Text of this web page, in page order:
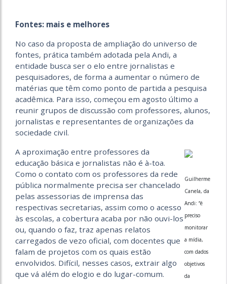
Fontes: mais e melhores
No caso da proposta de ampliação do universo de
fontes, prática também adotada pela Andi, a
entidade busca ser o elo entre jornalistas e
pesquisadores, de forma a aumentar o número de
matérias que têm como ponto de partida a pesquisa
acadêmica. Para isso, começou em agosto último a
reunir grupos de discussão com professores, alunos,
jornalistas e representantes de organizações da
sociedade civil.
Guilherme
Canela, da
Andi: “é
preciso
monitorar
a mídia,
com dados
objetivos
da
A aproximação entre professores da
educação básica e jornalistas não é à-toa.
Como o contato com os professores da rede
pública normalmente precisa ser chancelado
pelas assessorias de imprensa das
respectivas secretarias, assim como o acesso
às escolas, a cobertura acaba por não ouvi-los
ou, quando o faz, traz apenas relatos
carregados de vezo oficial, com docentes que
falam de projetos com os quais estão
envolvidos. Difícil, nesses casos, extrair algo
que vá além do elogio e do lugar-comum.